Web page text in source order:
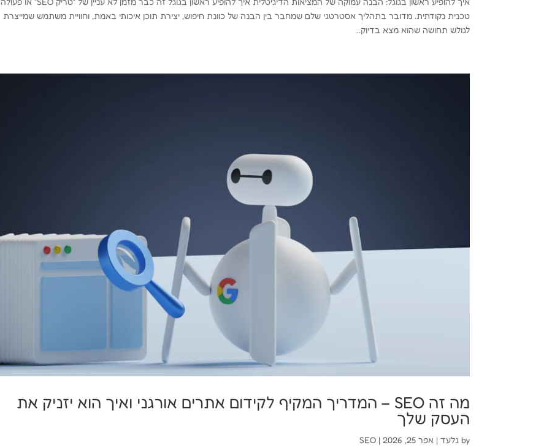
טכנית נקודתית. מדובר בתהליך אסטרטגי שלם שמחבר בין הבנה של כוונת חיפוש, יצירת תוכן איכותי באמת, וחוויית משתמש שמייצרת
לגולש תחושה שהוא מצא בדיוק...
מה זה SEO – המדריך המקיף לקידום אתרים אורגני ואיך הוא יזניק את
העסק שלך
by גלעד |אפר 25, 2026 |
SEO